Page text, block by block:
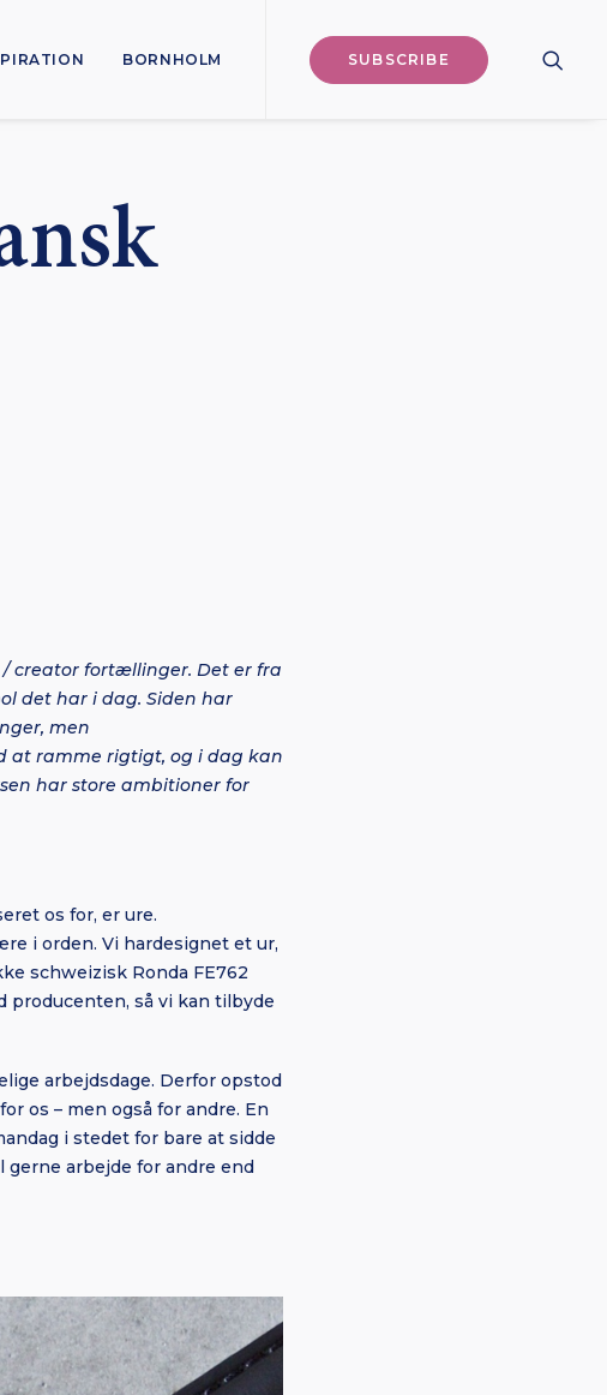
BORNHOLM SUBSCRIBE
creator fortællinger. Det er fra
det har i dag. Siden har
men
at ramme rigtigt, og i dag kan
har store ambitioner for
os for, er ure.
i orden. Vi hardesignet et ur,
schweizisk Ronda FE762
producenten, så vi kan tilbyde
arbejdsdage. Derfor opstod
os – men også for andre. En
i stedet for bare at sidde
arbejde for andre end